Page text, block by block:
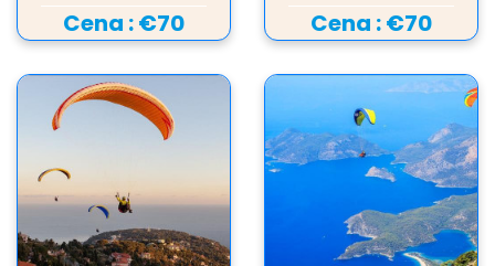
Cena :€70 Cena :€70